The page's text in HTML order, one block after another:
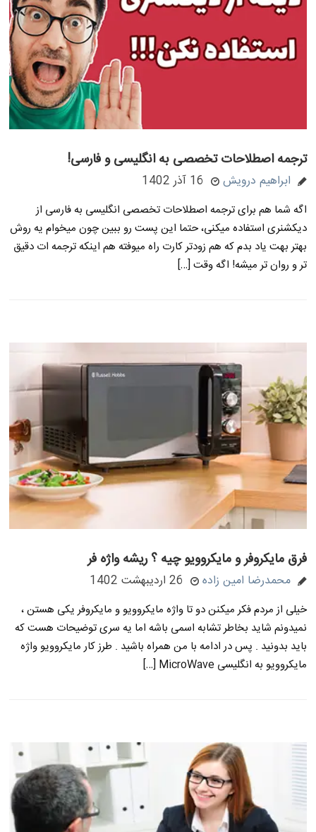
ترجمه اصطلاحات تخصصی به انگلیسی و فارسی!
ابراهیم درویش 16 آذر 1402
اگه شما هم برای ترجمه اصطلاحات تخصصی انگلیسی به فارسی از
دیکشنری استفاده میکنی، حتما این پست رو ببین چون میخوام یه روش
بهتر بهت یاد بدم که هم زودتر کارت راه میوفته هم اینکه ترجمه ات دقیق
تر و روان تر میشه! اگه وقت […]
فرق مایکروفر و مایکروویو چیه ؟ ریشه واژه فر
محمدرضا امین زاده 26 اردیبهشت 1402
خیلی از مردم فکر میکنن دو تا واژه مایکروویو و مایکروفر یکی هستن ،
نمیدونم شاید بخاطر تشابه اسمی باشه اما یه سری توضیحات هست که
باید بدونید . پس در ادامه با من همراه باشید . طرز کار مایکروویو واژه
مایکروویو به انگلیسی MicroWave […]